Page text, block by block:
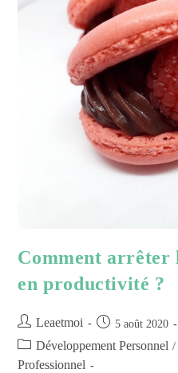
Comment arrêter
en productivité ?
Leaetmoi 5 août 2020
Développement Personnel /
Professionnel